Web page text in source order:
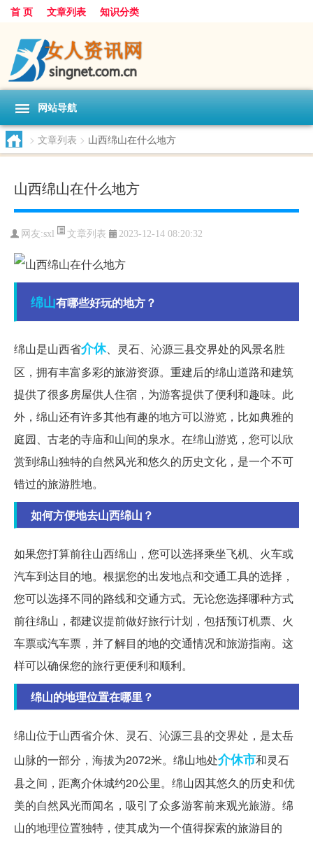
首 页 文章列表 知识分类
网站导航
> 文章列表 > 山西绵山在什么地方
山西绵山在什么地方
网友:sxl 文章列表 2023-12-14 08:20:32
绵山有哪些好玩的地方？
绵山是山西省介休、灵石、沁源三县交界处的风景名胜
区，拥有丰富多彩的旅游资源。重建后的绵山道路和建筑
提供了很多房屋供人住宿，为游客提供了便利和趣味。此
外，绵山还有许多其他有趣的地方可以游览，比如典雅的
庭园、古老的寺庙和山间的泉水。在绵山游览，您可以欣
赏到绵山独特的自然风光和悠久的历史文化，是一个不可
错过的旅游胜地。
如何方便地去山西绵山？
如果您打算前往山西绵山，您可以选择乘坐飞机、火车或
汽车到达目的地。根据您的出发地点和交通工具的选择，
您可以选择不同的路线和交通方式。无论您选择哪种方式
前往绵山，都建议提前做好旅行计划，包括预订机票、火
车票或汽车票，并了解目的地的交通情况和旅游指南。这
样可以确保您的旅行更便利和顺利。
绵山的地理位置在哪里？
绵山位于山西省介休、灵石、沁源三县的交界处，是太岳
山脉的一部分，海拔为2072米。绵山地处介休市和灵石
县之间，距离介休城约20公里。绵山因其悠久的历史和优
美的自然风光而闻名，吸引了众多游客前来观光旅游。绵
山的地理位置独特，使其成为一个值得探索的旅游目的